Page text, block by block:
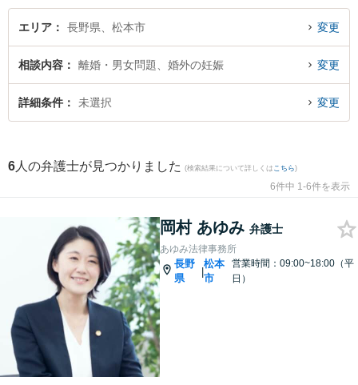
検索もでき便利です。特にあゆみ法律事務所の岡村 あゆみ弁護士や西村誠法律
事務所の西村 誠弁護士、弁護士法人G.C FACTORYの喜納 直也弁護士のプロフ
妊娠のトラブル解決の実績豊富な近くの弁護士を検索したい』『初回相談無料
で婚外の妊娠を法律相談できる松本市内の弁護士に相談予約したい』などでお
困りの相談者さんにおすすめです。
エリア 長野県、松本市 変更
相談内容 離婚・男女問題、婚外の妊娠 変更
詳細条件 未選択 変更
6 人の弁護士が見つかりました (検索結果について詳しくは こちら)
6件中 1-6件を表示
岡村 あゆみ 弁護士
あゆみ法律事務所
長野
県
|
松本
市
営業時間：09:00~18:00（平
日）